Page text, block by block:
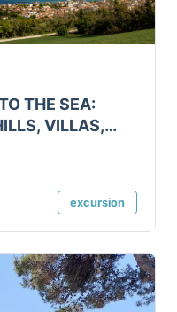
THE SEA:
VILLAS,
excursion